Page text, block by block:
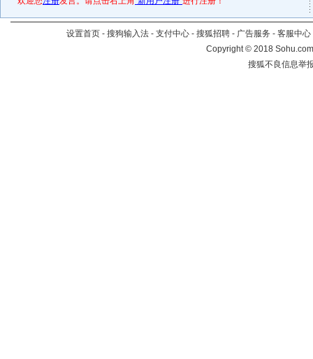
设置首页 - 搜狗输入法 - 支付中心 - 搜狐招聘 - 广告服务 - 客服中心
Copyright©2018
搜狐不良信息举